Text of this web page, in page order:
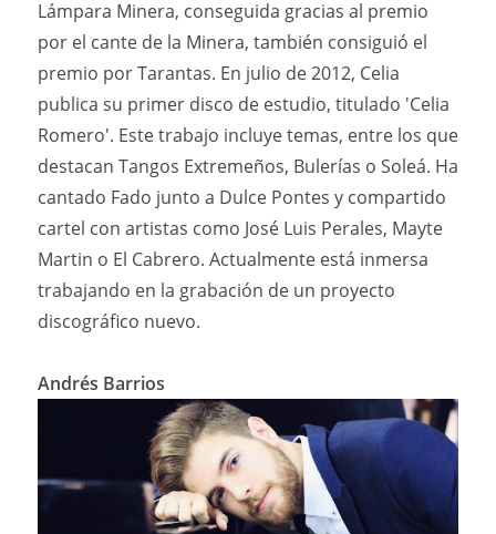
Lámpara Minera, conseguida gracias al premio
por el cante de la Minera, también consiguió el
premio por Tarantas. En julio de 2012, Celia
publica su primer disco de estudio, titulado 'Celia
Romero'. Este trabajo incluye temas, entre los que
destacan Tangos Extremeños, Bulerías o Soleá. Ha
cantado Fado junto a Dulce Pontes y compartido
cartel con artistas como José Luis Perales, Mayte
Martin o El Cabrero. Actualmente está inmersa
trabajando en la grabación de un proyecto
discográfico nuevo.
Andrés Barrios